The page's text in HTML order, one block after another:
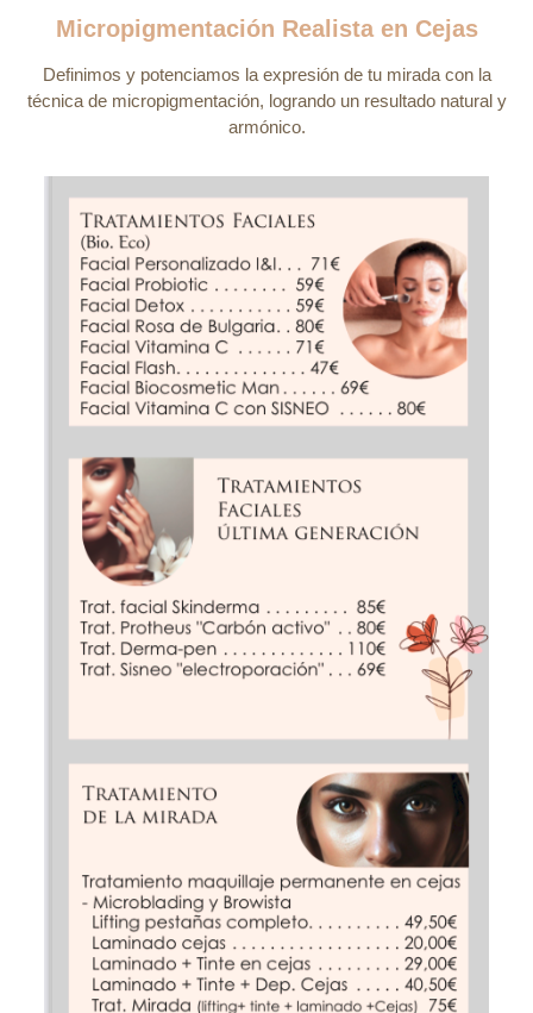
Micropigmentación Realista en Cejas
Definimos y potenciamos la expresión de tu mirada con la
técnica de micropigmentación, logrando un resultado natural y
armónico.